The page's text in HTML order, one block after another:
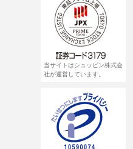
当サイトはシュッピン株式会
社が運営しています。